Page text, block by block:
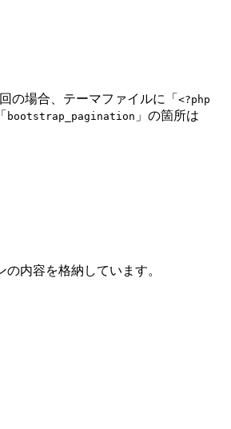
の場合、テーマファイルに「 <?php
bootstrap_pagination 」の箇所は
内容を格納しています。